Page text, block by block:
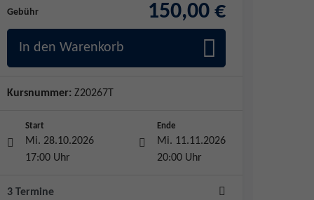
Gebühr 150,00 €
In den Warenkorb
Kursnummer: Z20267T
Start
Mi. 28.10.2026
17:00 Uhr
Ende
Mi. 11.11.2026
20:00 Uhr
3 Termine